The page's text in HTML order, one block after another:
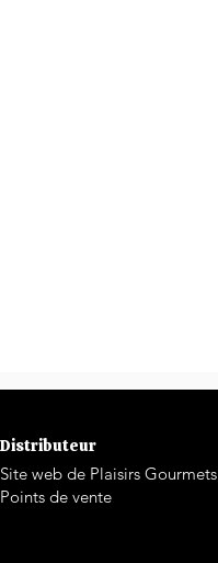
Distributeur
Site web de Plaisirs Gourmets
Points de vente